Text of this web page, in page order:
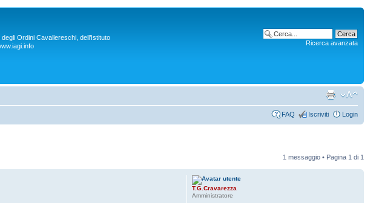
Ordini Cavallereschi, dell’Istituto
Ricerca avanzata
FAQ Iscriviti Login
1 messaggio • Pagina 1 di 1
T.G.Cravarezza
Amministratore